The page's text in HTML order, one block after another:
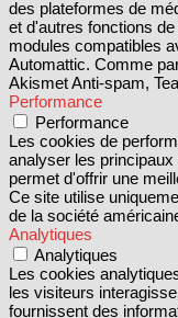
des plateformes de
et d'autres fonctions
modules compatibles
Automattic. Comme
Akismet Anti-spam,
Performance
Performance
Les cookies de
analyser les
permet d'offrir une
Ce site utilise
de la société
Analytiques
Analytiques
Les cookies
les visiteurs
fournissent des